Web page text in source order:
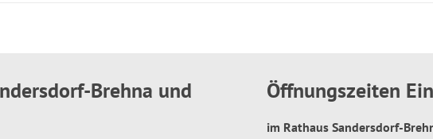
Brehna und
Öffnungszeiten
im Rathaus Sandersdorf-